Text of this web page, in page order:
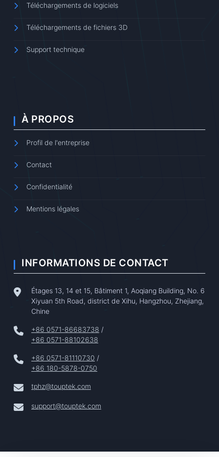
Téléchargements de logiciels
Téléchargements de fichiers 3D
Support technique
À PROPOS
Profil de l'entreprise
Contact
Confidentialité
Mentions légales
INFORMATIONS DE CONTACT
Étages 13, 14 et 15, Bâtiment 1, Aoqiang Building, No. 6
Xiyuan 5th Road, district de Xihu, Hangzhou, Zhejiang,
Chine
+86 0571-86683738 /
+86 0571-88102638
+86 0571-81110730 /
+86 180-5878-0750
tphz@touptek.com
support@touptek.com